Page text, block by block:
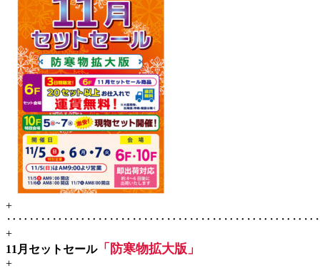
+
+
11月セットセール「防寒物拡大版」
+